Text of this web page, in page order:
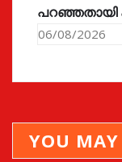
06/08/2026
YOU MAY